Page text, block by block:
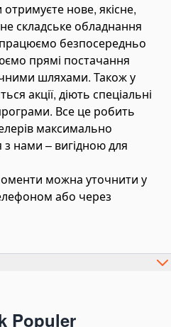
нове, якісне,
складське обладнання
безпосередньо
прямі постачання
шляхами. Також у
акції, діють спеціальні
Все це робить
максимально
нами – вигідною для
можна уточнити у
або через
Populer